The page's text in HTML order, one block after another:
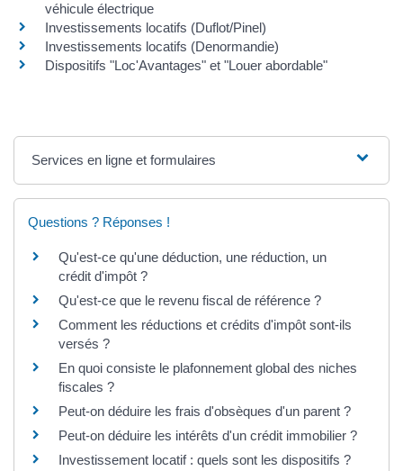
véhicule électrique
Investissements locatifs (Duflot/Pinel)
Investissements locatifs (Denormandie)
Dispositifs "Loc'Avantages" et "Louer abordable"
Services en ligne et formulaires
Questions ? Réponses !
Qu'est-ce qu'une déduction, une réduction, un
crédit d'impôt ?
Qu'est-ce que le revenu fiscal de référence ?
Comment les réductions et crédits d'impôt sont-ils
versés ?
En quoi consiste le plafonnement global des niches
fiscales ?
Peut-on déduire les frais d'obsèques d'un parent ?
Peut-on déduire les intérêts d'un crédit immobilier ?
Investissement locatif : quels sont les dispositifs ?